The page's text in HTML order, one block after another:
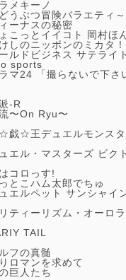
メキーノ
うぶつ冒険バラエティ～
ーナスの秘密
こっとイイコト 岡村ほ
しのニッポンのミカタ！
ルドビジネス サテライト
sports
ラマ24 「撮らないで下さ
-R
〜On Ryu〜
戯☆王デュエルモンスタ
エル・マスターズ ビク
コロっす!
とこハム太郎でちゅ
エルペット サンシャイ
ティーリズム・オーロ
TAIL
フの真髄
ロマンを求めて
巨人たち